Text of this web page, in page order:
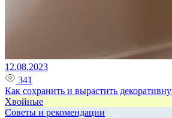
12.08.2023
341
Как сохранить и вырастить
Хвойные
Советы и рекомендации